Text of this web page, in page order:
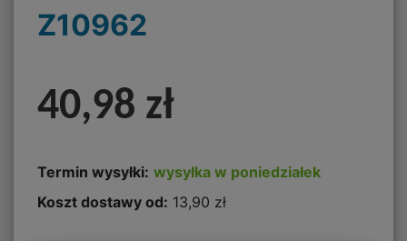
Z10962
40,98 zł
Termin wysyłki: wysyłka w poniedziałek
Koszt dostawy od: 13,90 zł